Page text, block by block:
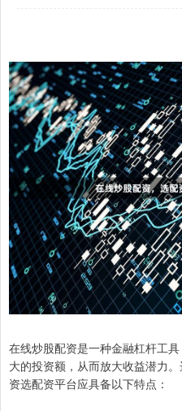
在线炒股配资是一种金融杠杆工
大的投资额，从而放大收益潜力
资选配资平台应具备以下特点：